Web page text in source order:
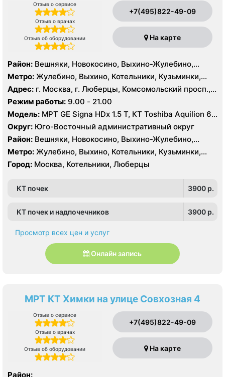
Отзыв о сервисе
Отзыв о врачах
Отзыв об оборудовании
+7(495)822-49-09
На карте
Район: Вешняки, Новокосино, Выхино-Жулебино,
Кузьминки
Метро: Жулебино, Выхино, Котельники, Кузьминки,
Лермонтовский проспект, Новокосино, Рязанский
проспект, Косино, Лухмановская, Окская, Улица
Дмитриевского, Юго-Восточная, Некрасовка
Адрес: г. Москва, г. Люберцы, Комсомольский просп.,
11Б
Режим работы: 9.00 - 21.00
Модель: МРТ GE Signa HDx 1.5 T, КТ Toshiba Aquilion 64
среза, УЗИ GE Logiq 7
Округ: Юго-Восточный административный округ
Район: Вешняки, Новокосино, Выхино-Жулебино,
Кузьминки
Метро: Жулебино, Выхино, Котельники, Кузьминки,
Лермонтовский проспект, Новокосино, Рязанский
проспект, Косино, Лухмановская, Окская, Улица
Город: Москва, Котельники, Люберцы
КТ почек 3900 p.
КТ почек и надпочечников 3900 p.
Просмотр всех цен и услуг
Онлайн запись
МРТ КТ Химки на улице Совхозная 4
Отзыв о сервисе
Отзыв о врачах
Отзыв об оборудовании
+7(495)822-49-09
На карте
Район: